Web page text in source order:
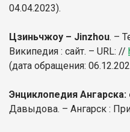
04.04.2023).
Цзиньчжоу – Jinzhou. –
Википедия : сайт. – URL: //
(дата обращения:
Энциклопедия Ангарска:
Давыдова. – Ангарск :